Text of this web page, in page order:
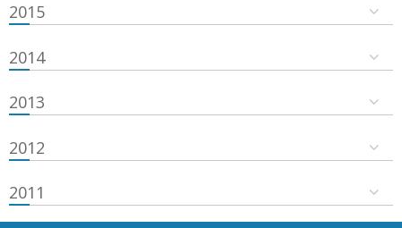
2015
2014
2013
2012
2011